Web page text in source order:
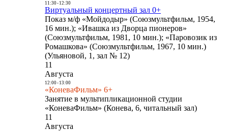
11:30- 12:30
Виртуальный концертный зал 0+
Показ м/ф «Мойдодыр» (Союзмультфильм, 1954,
16 мин.); «Ивашка из Дворца пионеров»
(Союзмультфильм, 1981, 10 мин.); «Паровозик из
Ромашкова» (Союзмультфильм, 1967, 10 мин.)
(Ульяновой, 1, зал № 12)
11
Августа
12:00- 13:00
«КоневаФильм» 6+
Занятие в мультипликационной студии
«КоневаФильм» (Конева, 6, читальный зал)
11
Августа